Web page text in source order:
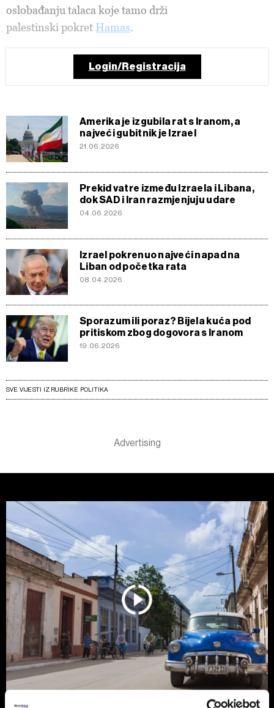
oslobađanju talaca koje tamo drži
palestinski pokret Hamas.
Login/Registracija
Amerika je izgubila rat s Iranom, a
najveći gubitnik je Izrael
21.06.2026
Prekid vatre između Izraela i Libana,
dok SAD i Iran razmjenjuju udare
04.06.2026
Izrael pokrenuo najveći napad na
Liban od početka rata
08.04.2026
Sporazum ili poraz? Bijela kuća pod
pritiskom zbog dogovora s Iranom
19.06.2026
SVE VIJESTI IZ RUBRIKE POLITIKA